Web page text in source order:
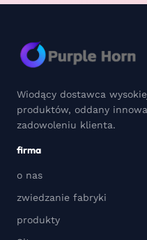
Wiodący dostawca
produktów, oddany
zadowoleniu klienta.
firma
o nas
zwiedzanie fabryki
produkty